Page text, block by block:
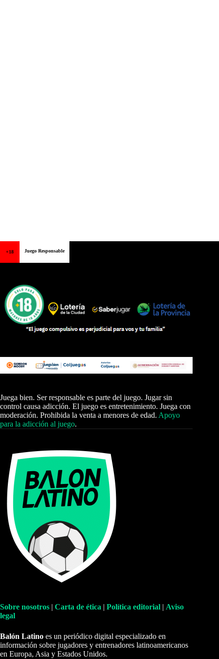
+18 Juego Responsable
Juega bien. Ser responsable es parte del juego. Jugar sin
control causa adicción. El juego es entretenimiento. Juega con
moderación. Prohibida la venta a menores de edad. Apoyo
para la adicción al juego.
Sobre nosotros | Carta de ética | Política editorial | Aviso
legal
Balón Latino es un periódico digital especializado en
información sobre jugadores y entrenadores latinoamericanos
en Europa, Asia y Estados Unidos.